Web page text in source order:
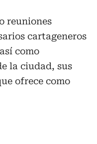
reuniones
cartageneros
como
la ciudad, sus
ofrece como